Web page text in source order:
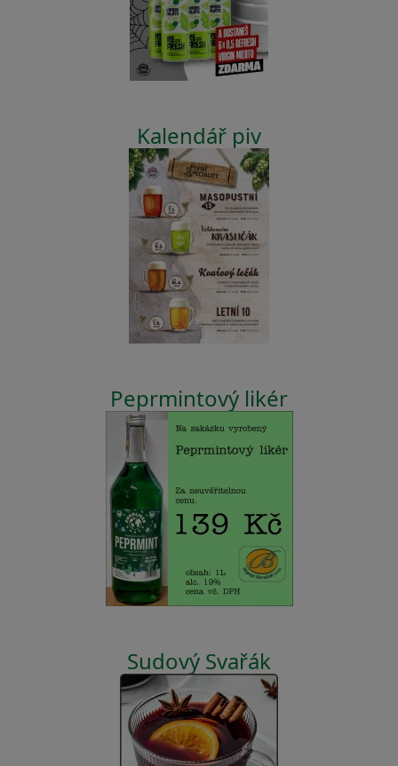
Kalendář piv
Peprmintový likér
Sudový Svařák